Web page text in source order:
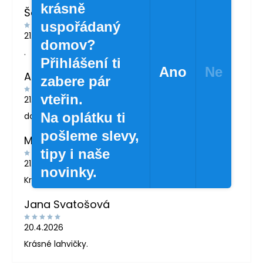
Šárka Švábová
21.7.2026
.
Andrea Žáčková
21.5.2026
doporučuji
MARTINA LONDINOVÁ
21.5.2026
Krásné zboží
Jana Svatošová
20.4.2026
Krásné lahvičky.
krásně
uspořádaný
domov?
Přihlášení ti
zabere pár
vteřin.
Na oplátku ti
pošleme slevy,
tipy i naše
novinky.
Ano Ne